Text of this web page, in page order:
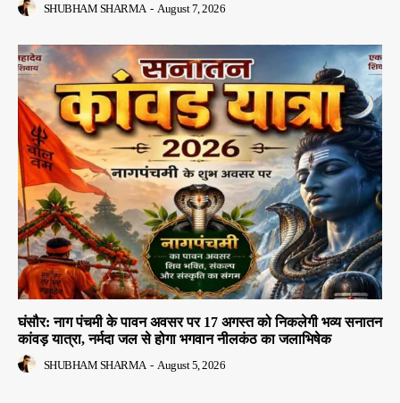
SHUBHAM SHARMA - August 7, 2026
घंसौर: नाग पंचमी के पावन अवसर पर 17 अगस्त को निकलेगी भव्य सनातन
कांवड़ यात्रा, नर्मदा जल से होगा भगवान नीलकंठ का जलाभिषेक
SHUBHAM SHARMA - August 5, 2026